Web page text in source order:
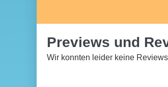
Previews und
Wir konnten leider keine